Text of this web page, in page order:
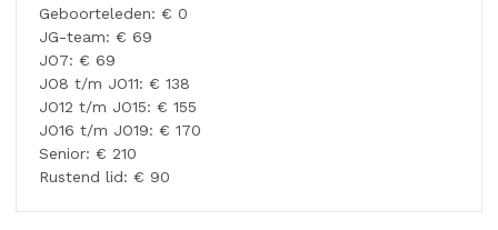
Geboorteleden: € 0
JG-team: € 69
JO7: € 69
JO8 t/m JO11: € 138
JO12 t/m JO15: € 155
JO16 t/m JO19: € 170
Senior: € 210
Rustend lid: € 90